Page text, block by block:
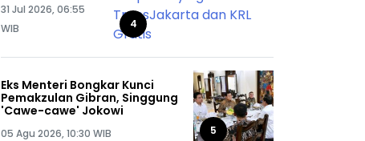
Naik
TransJakarta
dan KRL Gratis
31 Jul 2026, 06:55
WIB
4
Eks Menteri Bongkar Kunci
Pemakzulan Gibran, Singgung
'Cawe-cawe' Jokowi
05 Agu 2026, 10:30 WIB 5